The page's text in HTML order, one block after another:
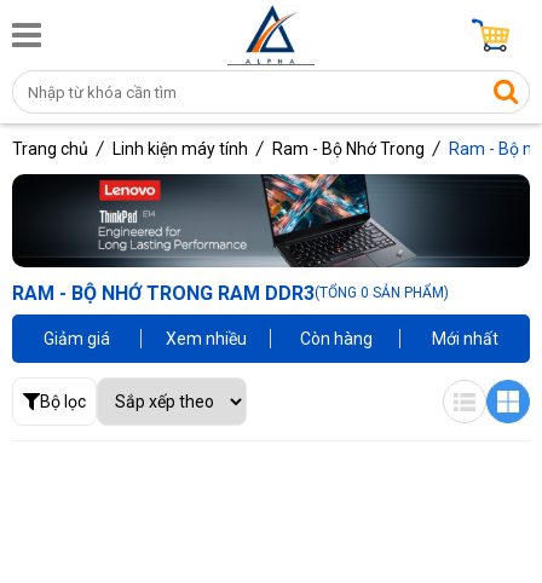
Trang chủ Linh kiện máy tính Ram - Bộ Nhớ Trong Ram - Bộ
RAM - BỘ NHỚ TRONG RAM DDR3(TỔNG 0 SẢN PHẨM)
Giảm giá Xem nhiều Còn hàng Mới nhất
Bộ lọc